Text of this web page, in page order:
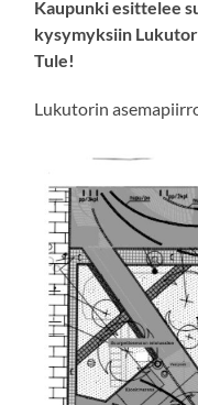
Kaupunki esittelee
kysymyksiin
Tule!
Lukutorin